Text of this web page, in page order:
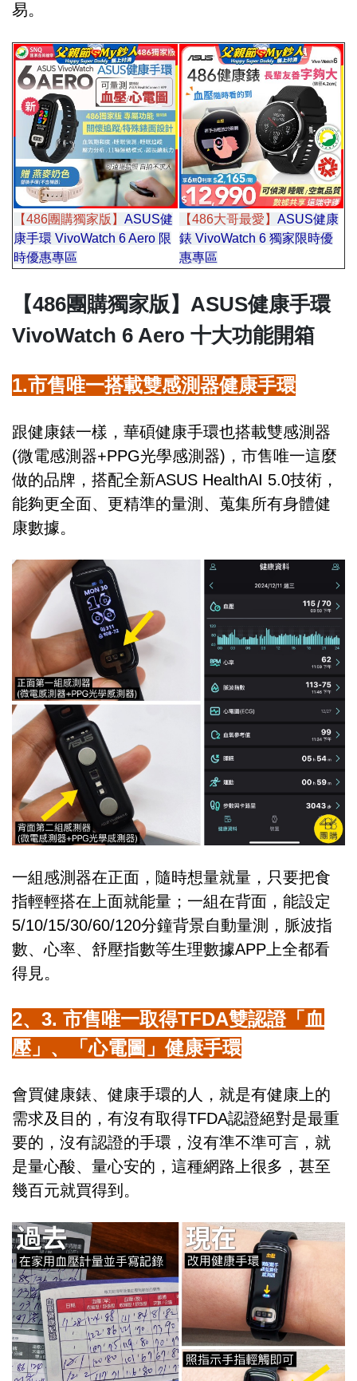
易。
【486團購獨家版】 ASUS健
康手環 VivoWatch 6 Aero 限
時優惠專區
【486大哥最愛】 ASUS健康
錶 VivoWatch 6 獨家限時優
惠專區
【486團購獨家版】ASUS健康手環
VivoWatch 6 Aero 十大功能開箱
1.市售唯一搭載雙感測器健康手環
跟健康錶一樣，華碩健康手環也搭載雙感測器
(微電感測器+PPG光學感測器)，市售唯一這麼
做的品牌，搭配全新ASUS HealthAI 5.0技術，
能夠更全面、更精準的量測、蒐集所有身體健
康數據。
一組感測器在正面，隨時想量就量，只要把食
指輕輕搭在上面就能量；一組在背面，能設定
5/10/15/30/60/120分鐘背景自動量測，脈波指
數、心率、舒壓指數等生理數據APP上全都看
得見。
2、3. 市售唯一取得TFDA雙認證「血
壓」、「心電圖」健康手環
會買健康錶、健康手環的人，就是有健康上的
需求及目的，有沒有取得TFDA認證絕對是最重
要的，沒有認證的手環，沒有準不準可言，就
是量心酸、量心安的，這種網路上很多，甚至
幾百元就買得到。